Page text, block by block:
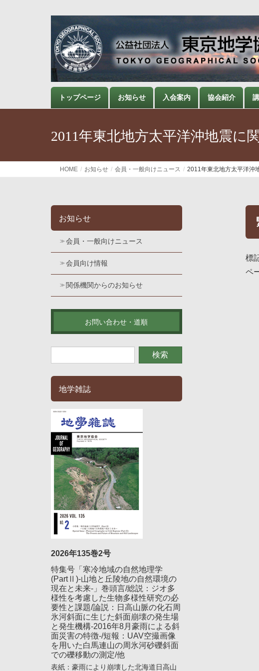
トップページ お知らせ 入会案内 協会紹介
2011年東北地方太平洋沖地震に
HOME お知らせ 会員・一般向けニュース 2011年東北地方太平洋沖
標
ペ
お知らせ
会員・一般向けニュース
会員向け情報
関係機関からのお知らせ
お問い合わせ・道順
地学雑誌
2026年135巻2号
特集号「寒冷地域の自然地理学
(PartⅡ)-山地と丘陵地の自然環境の
現在と未来-」巻頭言/総説：ジオ多
様性を考慮した生物多様性研究の必
要性と課題/論説：日高山脈の化石周
氷河斜面に生じた斜面崩壊の発生場
と発生機構-2016年8月豪雨による斜
面災害の特徴-/短報：UAV空撮画像
を用いた白馬連山の周氷河砂礫斜面
での礫移動の測定/他
表紙：豪雨により崩壊した北海道日高山